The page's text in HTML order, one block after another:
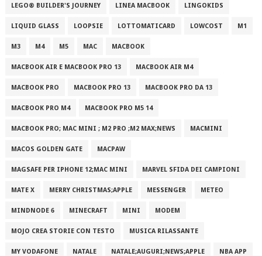
LEGO® BUILDER'S JOURNEY LINEA MACBOOK LINGOKIDS
LIQUID GLASS LOOPSIE LOTTOMATICARD LOWCOST M1
M3 M4 M5 MAC MACBOOK
MACBOOK AIR E MACBOOK PRO 13 MACBOOK AIR M4
MACBOOK PRO MACBOOK PRO 13 MACBOOK PRO DA 13
MACBOOK PRO M4 MACBOOK PRO M5 14
MACBOOK PRO; MAC MINI ; M2 PRO ;M2 MAX;NEWS MACMINI
MACOS GOLDEN GATE MACPAW
MAGSAFE PER IPHONE 12;MAC MINI MARVEL SFIDA DEI CAMPIONI
MATE X MERRY CHRISTMAS;APPLE MESSENGER METEO
MINDNODE 6 MINECRAFT MINI MODEM
MOJO CREA STORIE CON TESTO MUSICA RILASSANTE
MY VODAFONE NATALE NATALE;AUGURI;NEWS;APPLE NBA APP